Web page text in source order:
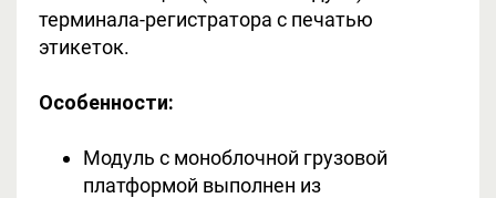
терминала-регистратора с печатью
этикеток.
Особенности:
Модуль с моноблочной грузовой
платформой выполнен из